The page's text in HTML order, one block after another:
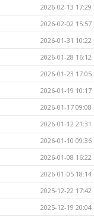
2026-02-13 17:29
2026-02-02 15:57
2026-01-31 10:22
2026-01-28 16:12
2026-01-23 17:05
2026-01-19 10:17
2026-01-17 09:08
2026-01-12 21:31
2026-01-10 09:36
2026-01-08 16:22
2026-01-05 18:14
2025-12-22 17:42
2025-12-19 20:04